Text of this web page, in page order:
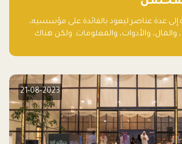
إلى عدة عناصر ليعود بالفائدة على مؤسسيه،
والأدوات، والمعلومات. ولكن هناك
21-08-2023